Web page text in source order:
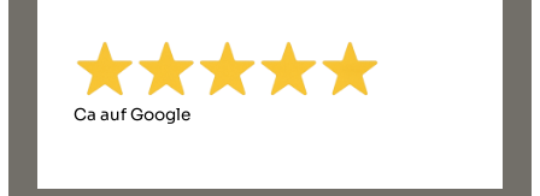
Ca auf Google